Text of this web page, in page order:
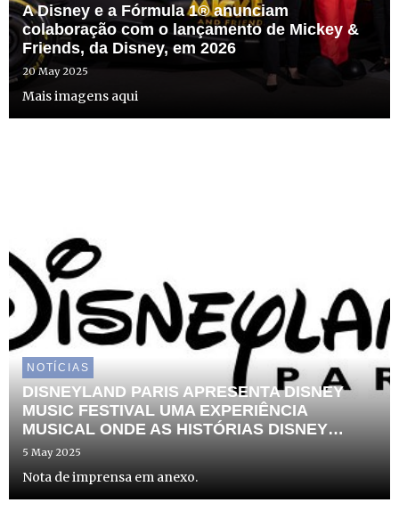
A Disney e a Fórmula 1® anunciam
colaboração com o lançamento de Mickey &
Friends, da Disney, em 2026
20 May 2025
Mais imagens aqui
NOTÍCIAS
DISNEYLAND PARIS APRESENTA DISNEY
MUSIC FESTIVAL UMA EXPERIÊNCIA
MUSICAL ONDE AS HISTÓRIAS DISNEY
GANHAM VIDA
5 May 2025
Nota de imprensa em anexo.